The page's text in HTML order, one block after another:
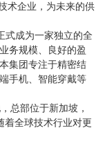
术企业，为未来的供
式成为一家独立的全
务规模、良好的盈
集团专注于精密结
手机、智能穿戴等
总部位于新加坡，
着全球技术行业对更
别，